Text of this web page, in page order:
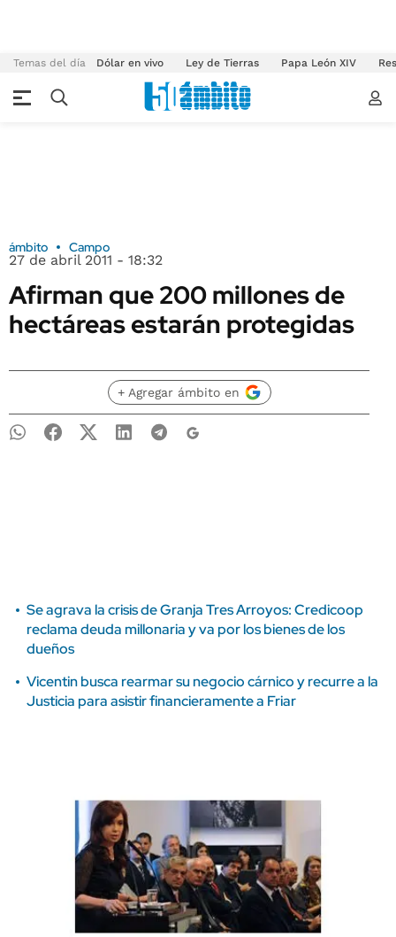
Temas del día Dólar en vivo Ley de Tierras Papa León XIV
ámbito Campo
27 de abril 2011 - 18:32
Afirman que 200 millones de
hectáreas estarán protegidas
+ Agregar ámbito en
Se agrava la crisis de Granja Tres Arroyos: Credicoop
reclama deuda millonaria y va por los bienes de los
dueños
Vicentin busca rearmar su negocio cárnico y recurre a la
Justicia para asistir financieramente a Friar